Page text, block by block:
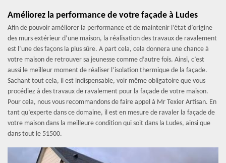
Améliorez la performance de votre façade à Ludes
Afin de pouvoir améliorer la performance et de maintenir l’état d’origine
des murs extérieur d’une maison, la réalisation des travaux de ravalement
est l’une des façons la plus sûre. A part cela, cela donnera une chance à
votre maison de retrouver sa jeunesse comme d’autre fois. Ainsi, c’est
aussi le meilleur moment de réaliser l’isolation thermique de la façade.
Sachant tout cela, il est indispensable, voir même obligatoire que vous
procédiez à des travaux de ravalement pour la façade de votre maison.
Pour cela, nous vous recommandons de faire appel à Mr Texier Artisan. En
tant qu’experte dans ce domaine, il est en mesure de ravaler la façade de
votre maison dans la meilleure condition qui soit dans la Ludes, ainsi que
dans tout le 51500.